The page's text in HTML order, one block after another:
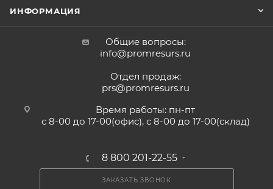
ИНФОРМАЦИЯ
Общие вопросы:
info@promresurs.ru
Отдел продаж:
prs@promresurs.ru
Время работы: пн-пт
с 8-00 до 17-00(офис), с 8-00 до 17-00(склад)
8 800 201-22-55
ЗАКАЗАТЬ ЗВОНОК